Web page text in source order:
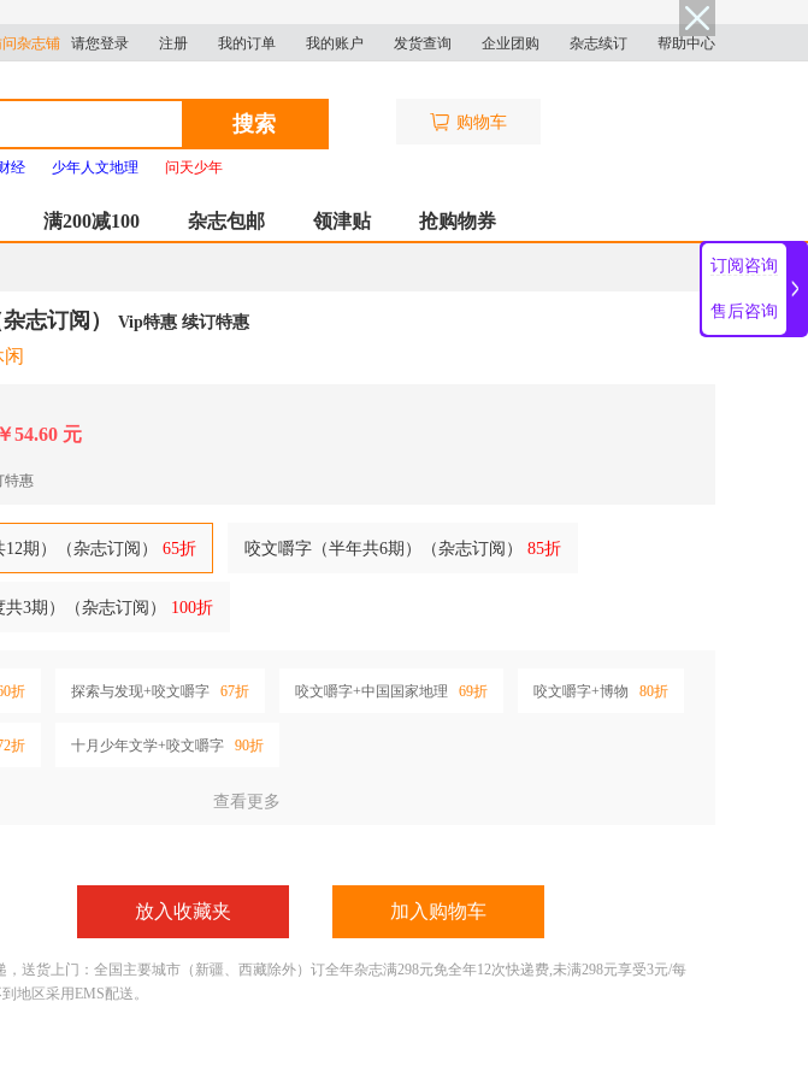
问杂志铺 请您登录 注册 我的订单 我的账户 发货查询 企业团购 杂志续订 帮助中心
搜索
经 少年人文地理 问天少年
购物车
满200减100 杂志包邮 领津贴 抢购物券
志订阅） Vip特惠 续订特惠
￥54.60 元
特惠
期）（杂志订阅） 65折 咬文嚼字（半年共6期）（杂志订阅） 85折
3期）（杂志订阅） 100折
折 探索与发现+咬文嚼字 67折 咬文嚼字+中国国家地理 69折 咬文嚼字+博物 80折
折 十月少年文学+咬文嚼字 90折
查看更多
放入收藏夹 加入购物车
，送货上门：全国主要城市（新疆、西藏除外）订全年杂志满298元免全年12次快递费,未满298元享受3元/每
地区采用EMS配送。
订阅咨询
售后咨询